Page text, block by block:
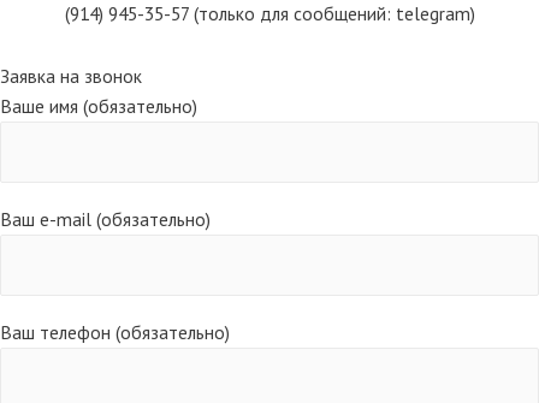
(914) 945-35-57 (только для сообщений: telegram)
Scroll
Up
Заявка на звонок
Ваше имя (обязательно)
Ваш e-mail (обязательно)
Ваш телефон (обязательно)